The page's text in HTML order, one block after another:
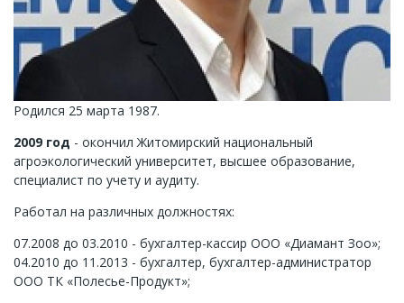
Родился 25 марта 1987.
2009 год - окончил Житомирский национальный
агроэкологический университет, высшее образование,
специалист по учету и аудиту.
Работал на различных должностях:
07.2008 до 03.2010 - бухгалтер-кассир ООО «Диамант Зоо»;
04.2010 до 11.2013 - бухгалтер, бухгалтер-администратор
ООО ТК «Полесье-Продукт»;